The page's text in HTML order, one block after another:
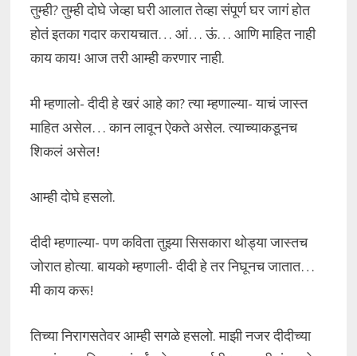
तुम्ही? तुम्ही दोघे जेव्हा घरी आलात तेव्हा संपूर्ण घर जागं होत
होतं इतका गदार करायचात… आं… ऊं… आणि माहित नाही
काय काय! आज तरी आम्ही करणार नाही.
मी म्हणालो- दीदी हे खरं आहे का? त्या म्हणाल्या- याचं जास्त
माहित असेल… कान लावून ऐकते असेल. त्याच्याकडूनच
शिकलं असेल!
आम्ही दोघे हसलो.
दीदी म्हणाल्या- पण कविता तुझ्या सिसकारा थोड्या जास्तच
जोरात होत्या. बायको म्हणाली- दीदी हे तर निघूनच जातात…
मी काय करू!
तिच्या निरागसतेवर आम्ही सगळे हसलो. माझी नजर दीदीच्या